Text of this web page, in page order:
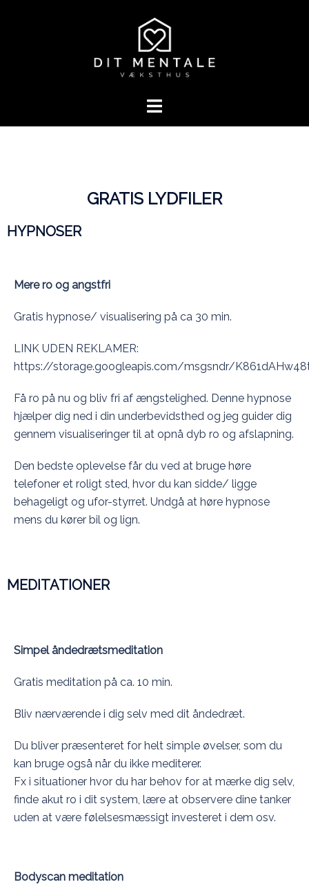
GRATIS LYDFILER
HYPNOSER
Mere ro og angstfri
Gratis hypnose/ visualisering på ca 30 min.
LINK UDEN REKLAMER:
https://storage.googleapis.com/msgsndr/
Få ro på nu og bliv fri af ængstelighed. Denne hypnose
hjælper dig ned i din underbevidsthed og jeg guider dig
gennem visualiseringer til at opnå dyb ro og afslapning.
Den bedste oplevelse får du ved at bruge høre
telefoner et roligt sted, hvor du kan sidde/ ligge
behageligt og ufor-styrret. Undgå at høre hypnose
mens du kører bil og lign.
MEDITATIONER
Simpel åndedrætsmeditation
Gratis meditation på ca. 10 min.
Bliv nærværende i dig selv med dit åndedræt.
Du bliver præsenteret for helt simple øvelser, som du
kan bruge også når du ikke mediterer.
Fx i situationer hvor du har behov for at mærke dig selv,
finde akut ro i dit system, lære at observere dine tanker
uden at være følelsesmæssigt investeret i dem osv.
Bodyscan meditation